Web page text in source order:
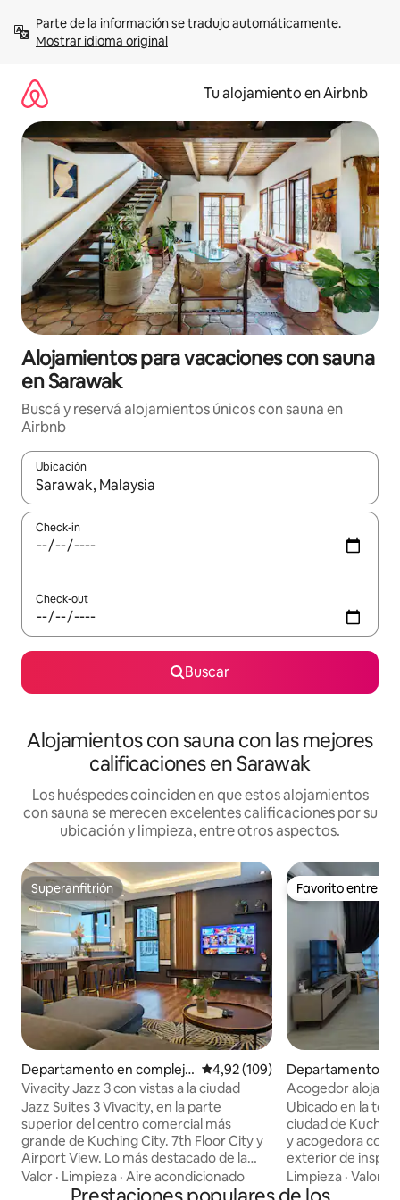
contenidoMostrar idioma original
Tu alojamiento en Airbnb
Alojamientos para vacaciones con sauna
en Sarawak
Buscá y reservá alojamientos únicos con sauna en
Airbnb
Ubicación
Cuando los resultados estén disponibles, navegá con las
Check-in
Check-out
Buscar
Alojamientos con sauna con las mejores
calificaciones en Sarawak
Los huéspedes coinciden en que estos alojamientos
con sauna se merecen excelentes calificaciones por su
ubicación y limpieza, entre otros aspectos.
Superanfitrión
Superanfitrión
Departamento en complejo
residencial en Kuching
Calificación promedio: 4,92 de
4,92 (109)
Vivacity Jazz 3 con vistas a la ciudad
Jazz Suites 3 Vivacity, en la parte
superior del centro comercial más
grande de Kuching City. 7th Floor City y
Airport View. Lo más destacado de la
vivienda. 1. purificador DE agua DE
CUCO 2. Secadora de lavandería 3. Ropa
Valor · Limpieza · Aire acondicionado
Favorito entre
Favorito entre
Departamento
Acogedor
Ubicado en la
ciudad de
y acogedora con
exterior de
de centros
hospitales,
Limpieza ·Valor